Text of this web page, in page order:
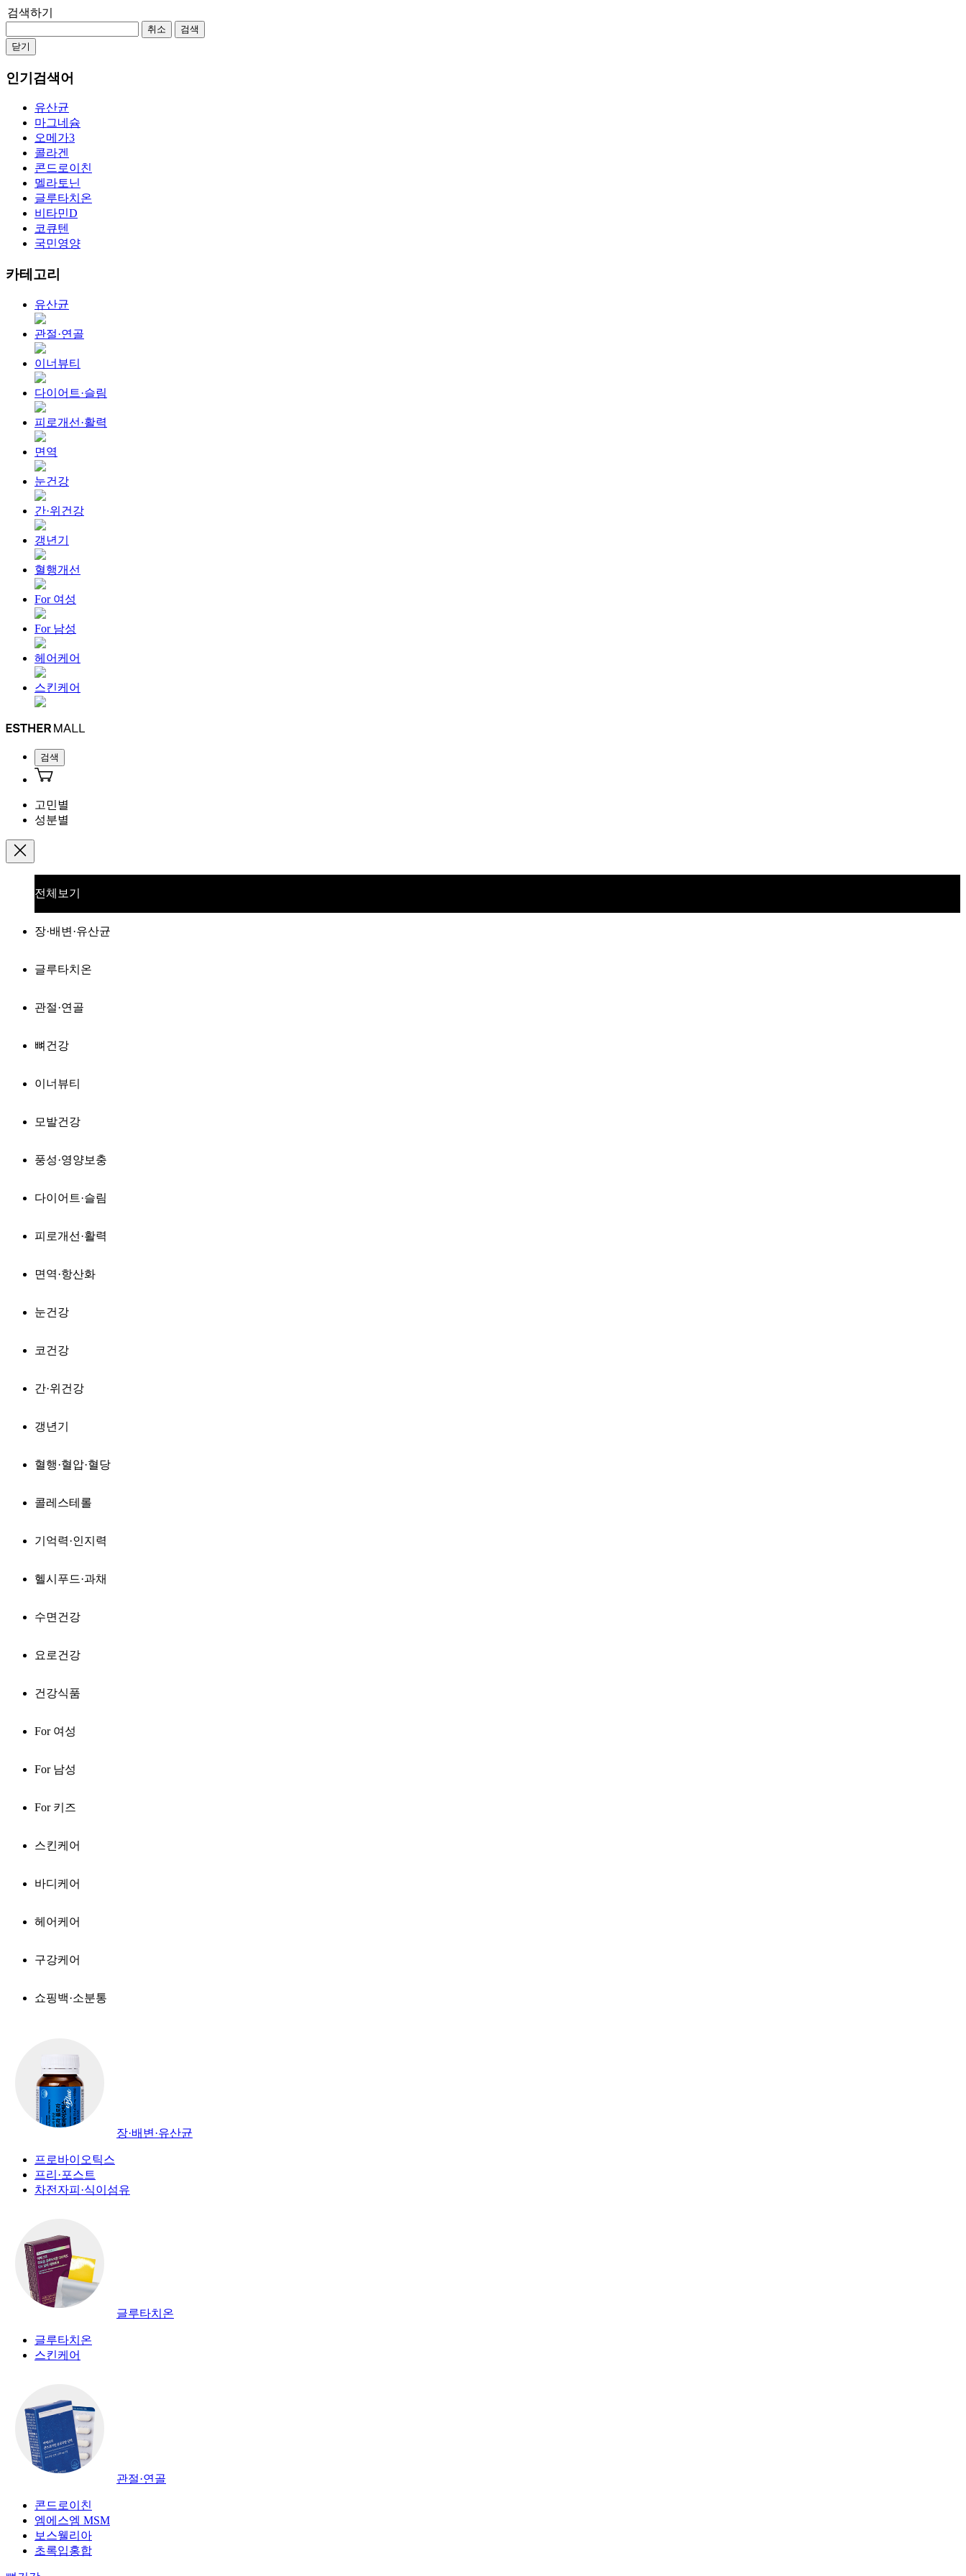
검색하기
취소
검색
닫기
인기검색어
유산균
마그네슘
오메가3
콜라겐
콘드로이친
멜라토닌
글루타치온
비타민D
코큐텐
국민영양
카테고리
유산균
관절·연골
이너뷰티
다이어트·슬림
피로개선·활력
면역
눈건강
간·위건강
갱년기
혈행개선
For 여성
For 남성
헤어케어
스킨케어
검색
고민별
성분별
전체보기
장·배변·유산균
글루타치온
관절·연골
뼈건강
이너뷰티
모발건강
풍성·영양보충
다이어트·슬림
피로개선·활력
면역·항산화
눈건강
코건강
간·위건강
갱년기
혈행·혈압·혈당
콜레스테롤
기억력·인지력
헬시푸드·과채
수면건강
요로건강
건강식품
For 여성
For 남성
For 키즈
스킨케어
바디케어
헤어케어
구강케어
쇼핑백·소분통
장·배변·유산균
프로바이오틱스
프리·포스트
차전자피·식이섬유
글루타치온
글루타치온
스킨케어
관절·연골
콘드로이친
엠에스엠 MSM
보스웰리아
초록입홍합